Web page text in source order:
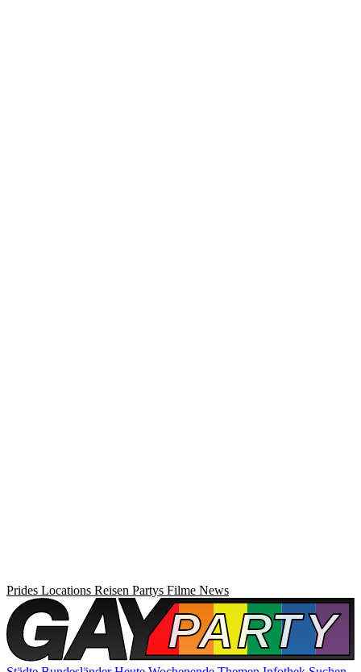
Prides Locations Reisen Partys Filme News